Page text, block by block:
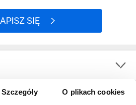
Szczegóły O plikach cookies
SIĘ